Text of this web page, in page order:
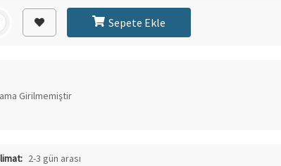
Sepete Ekle
Girilmemiştir
2-3 gün arası